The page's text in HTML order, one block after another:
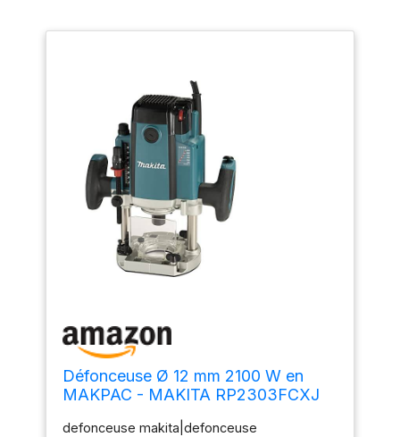
Défonceuse Ø 12 mm 2100 W en
MAKPAC - MAKITA RP2303FCXJ
defonceuse makita|defonceuse